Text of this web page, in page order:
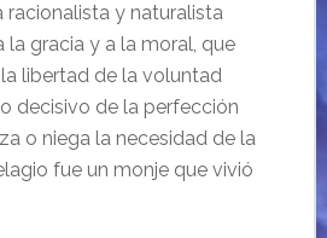
racionalista y naturalista
la gracia y a la moral, que
libertad de la voluntad
decisivo de la perfección
o niega la necesidad de la
fue un monje que vivió